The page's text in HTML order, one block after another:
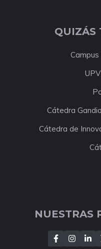
QUIZÁS
Campus
Cátedra
Cátedra de
NUESTRAS